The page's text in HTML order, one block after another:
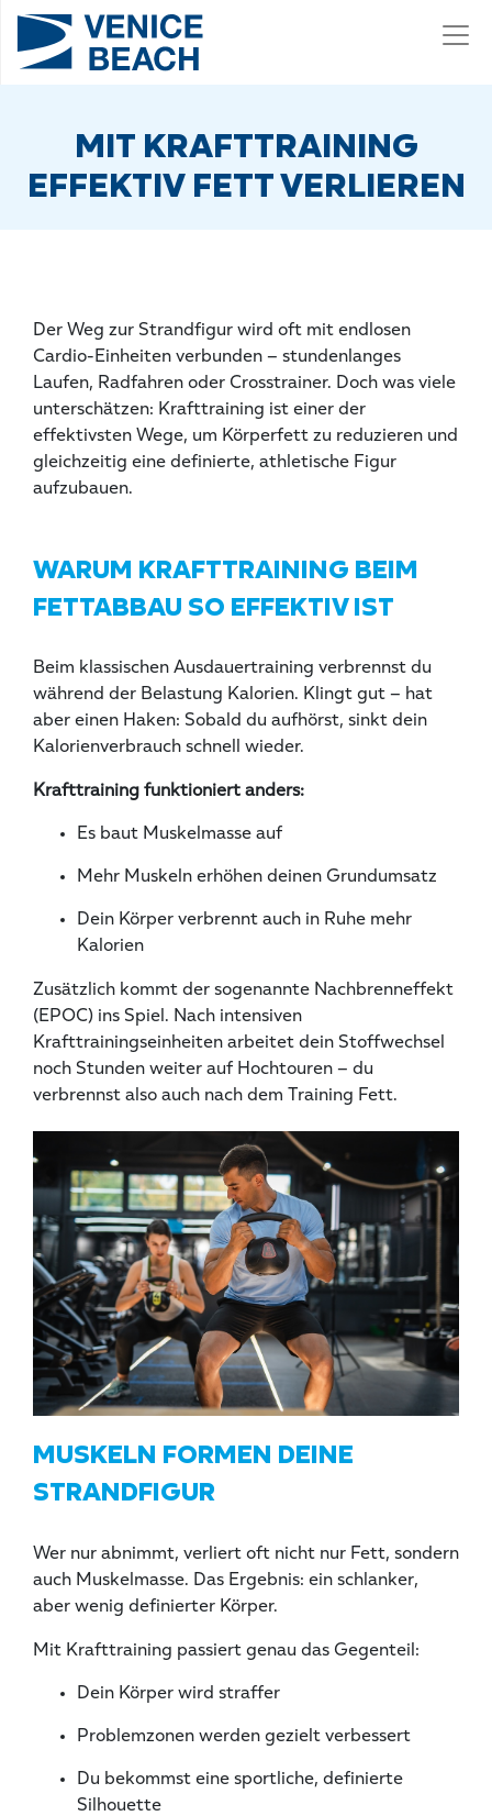
MIT KRAFTTRAINING
EFFEKTIV FETT VERLIEREN
Der Weg zur Strandfigur wird oft mit endlosen
Cardio-Einheiten verbunden – stundenlanges
Laufen, Radfahren oder Crosstrainer. Doch was viele
unterschätzen: Krafttraining ist einer der
effektivsten Wege, um Körperfett zu reduzieren und
gleichzeitig eine definierte, athletische Figur
aufzubauen.
WARUM KRAFTTRAINING BEIM
FETTABBAU SO EFFEKTIV IST
Beim klassischen Ausdauertraining verbrennst du
während der Belastung Kalorien. Klingt gut – hat
aber einen Haken: Sobald du aufhörst, sinkt dein
Kalorienverbrauch schnell wieder.
Krafttraining funktioniert anders:
Es baut Muskelmasse auf
Mehr Muskeln erhöhen deinen Grundumsatz
Dein Körper verbrennt auch in Ruhe mehr
Kalorien
Zusätzlich kommt der sogenannte Nachbrenneffekt
(EPOC) ins Spiel. Nach intensiven
Krafttrainingseinheiten arbeitet dein Stoffwechsel
noch Stunden weiter auf Hochtouren – du
verbrennst also auch nach dem Training Fett.
MUSKELN FORMEN DEINE
STRANDFIGUR
Wer nur abnimmt, verliert oft nicht nur Fett, sondern
auch Muskelmasse. Das Ergebnis: ein schlanker,
aber wenig definierter Körper.
Mit Krafttraining passiert genau das Gegenteil:
Dein Körper wird straffer
Problemzonen werden gezielt verbessert
Du bekommst eine sportliche, definierte
Silhouette